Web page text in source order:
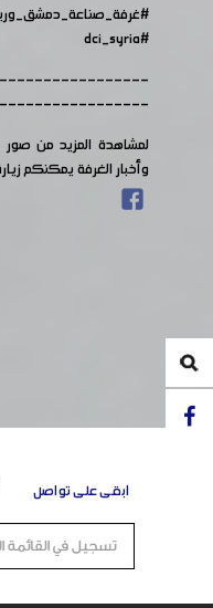
#dci_syria
لمشاهدة المزيد من صور
وأخبار الغرفة يمكنكم
ابقى على تواصل